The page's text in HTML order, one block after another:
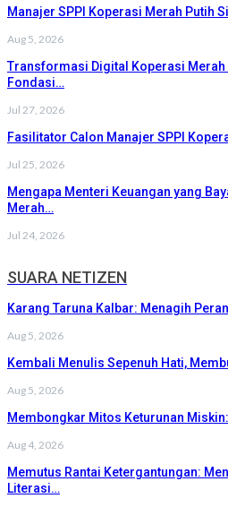
Manajer SPPI Koperasi Merah Putih
Aug 5, 2026
Transformasi Digital Koperasi Merah
Fondasi…
Jul 27, 2026
Fasilitator Calon Manajer SPPI
Jul 25, 2026
Mengapa Menteri Keuangan yang
Merah…
Jul 24, 2026
SUARA NETIZEN
Karang Taruna Kalbar: Menagih
Aug 5, 2026
Kembali Menulis Sepenuh Hati,
Aug 5, 2026
Membongkar Mitos Keturunan
Aug 4, 2026
Memutus Rantai Ketergantungan:
Literasi…